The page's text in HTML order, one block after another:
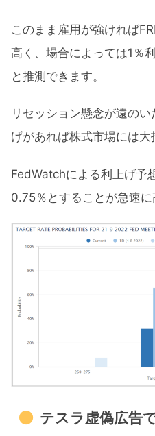
このまま雇用が強ければ
高く、場合によっては1％
と推測できます。
リセッション懸念が遠の
げがあれば株式市場には大
FedWatchによる利上げ予
0.75％とすることが急速に
テスラ虚偽広告